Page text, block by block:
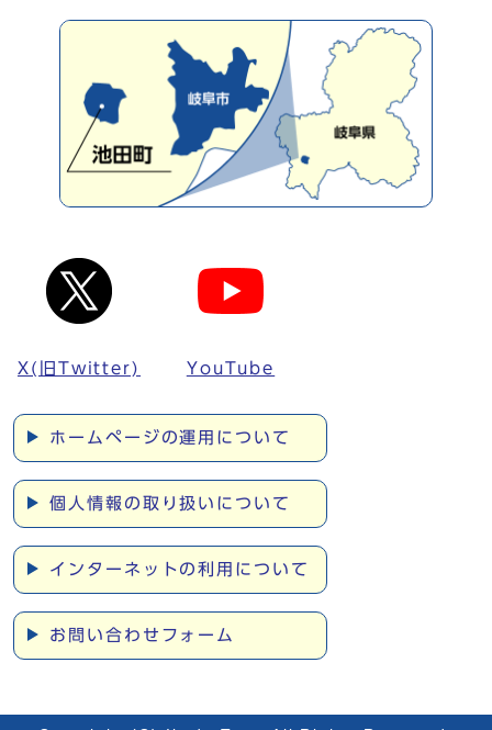
X(旧Twitter) YouTube
ホームページの運用について
個人情報の取り扱いについて
インターネットの利用について
お問い合わせフォーム